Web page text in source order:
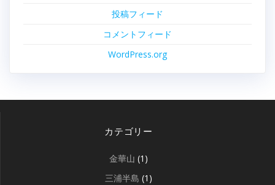
投稿フィード
コメントフィード
WordPress.org
カテゴリー
金華山 (1)
三浦半島 (1)